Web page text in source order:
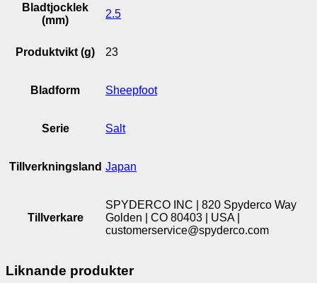
Bladtjocklek
(mm)
2.5
Produktvikt (g) 23
Bladform Sheepfoot
Serie Salt
Tillverkningsland Japan
Tillverkare
SPYDERCO INC | 820 Spyderco Way
Golden | CO 80403 | USA |
customerservice@spyderco.com
Liknande produkter